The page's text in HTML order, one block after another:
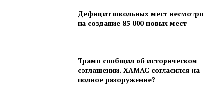
Дефицит школьных мест несмотря
на создание 85 000 новых мест
Трамп сообщил об историческом
соглашении. ХАМАС согласился на
полное разоружение?